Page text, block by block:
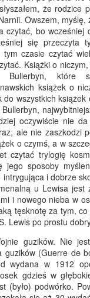
że rodzice
Owszem,
czytać, bo wcześniej
się przeczyta
czasie czytać
Książki o
które
książek o
do wszystkich
oczywiście nie
ale nie zaszkodzi
o czymś, a w
czytać trylogię
jego sposoby
i dobrze
u Lewisa jest
i nowego nieba w
tęsknotę za tym,
Lewis po prostu
guzików. Nie
guzików (Guerre de
wydana w 1912
gdzieś w
(było) podwórko.